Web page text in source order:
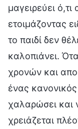
μαγειρεύει ό,τι
ετοιμάζοντας
το παιδί δεν
καλοπιάνει.
χρονών και
ένας
χαλαρώσει και
χρειάζεται